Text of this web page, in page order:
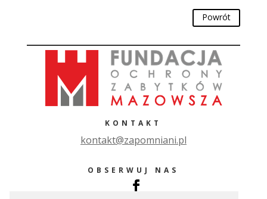
Powrót
KONTAKT
kontakt@zapomniani.pl
OBSERWUJ NAS